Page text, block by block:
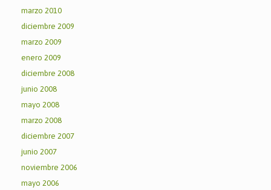
marzo 2010
diciembre 2009
marzo 2009
enero 2009
diciembre 2008
junio 2008
mayo 2008
marzo 2008
diciembre 2007
junio 2007
noviembre 2006
mayo 2006